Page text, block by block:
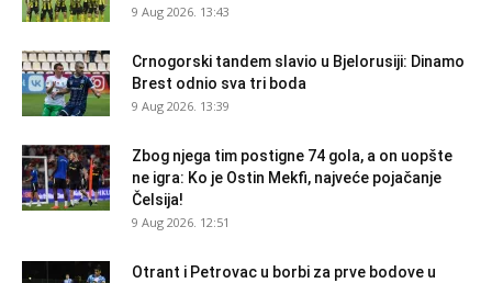
9 Aug 2026. 13:43
Crnogorski tandem slavio u Bjelorusiji: Dinamo
Brest odnio sva tri boda
9 Aug 2026. 13:39
Zbog njega tim postigne 74 gola, a on uopšte
ne igra: Ko je Ostin Mekfi, najveće pojačanje
Čelsija!
9 Aug 2026. 12:51
Otrant i Petrovac u borbi za prve bodove u